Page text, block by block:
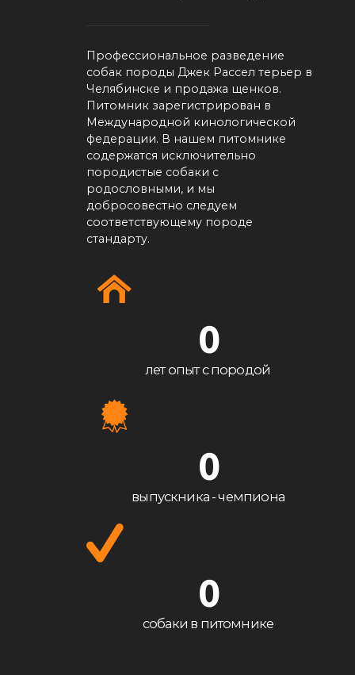
Профессиональное разведение
собак породы Джек Рассел терьер в
Челябинске и продажа щенков.
Питомник зарегистрирован в
Международной кинологической
федерации. В нашем питомнике
содержатся исключительно
породистые собаки с
родословными, и мы
добросовестно следуем
соответствующему породе
стандарту.
0
лет опыт с породой
0
выпускника - чемпиона
0
собаки в питомнике